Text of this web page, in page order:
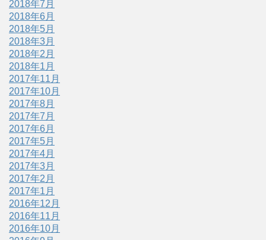
2018年7月
2018年6月
2018年5月
2018年3月
2018年2月
2018年1月
2017年11月
2017年10月
2017年8月
2017年7月
2017年6月
2017年5月
2017年4月
2017年3月
2017年2月
2017年1月
2016年12月
2016年11月
2016年10月